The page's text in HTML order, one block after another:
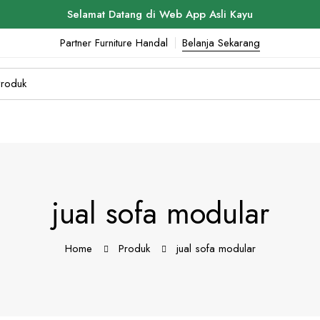
Selamat Datang di Web App Asli Kayu
Partner Furniture Handal
Belanja Sekarang
jual sofa modular
Home Produk jual sofa modular